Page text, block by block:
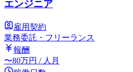
エンジニア
雇用契約
業務委託・フリーランス
報酬
〜80万円 / 人月